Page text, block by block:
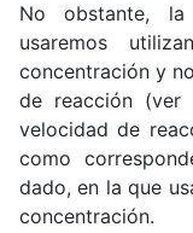
No obstante,
usaremos
concentración y
de reacción (ver
velocidad de
como
dado, en la que
concentración.